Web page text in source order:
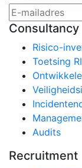
Consultancy
Risico-
Toetsing
Audits
Recruitment